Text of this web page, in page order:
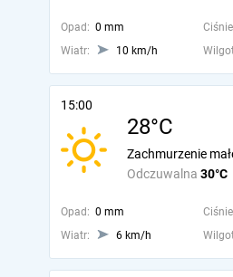
Opad: 0 mm
Wiatr:
10 km/h
15:00
28°C
Odczuwalna 30°C
Zachmurzenie
Opad: 0 mm
Wiatr:
6 km/h